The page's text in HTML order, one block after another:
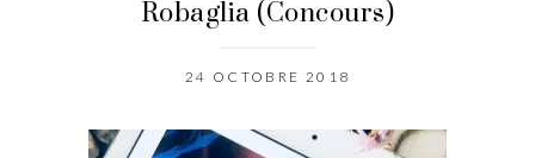
24 OCTOBRE 2018